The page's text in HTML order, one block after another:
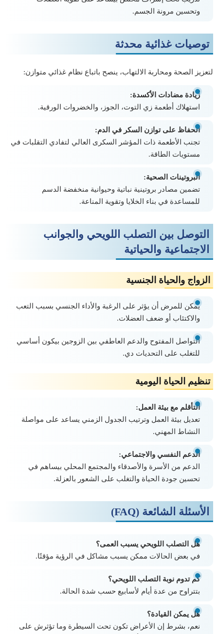
وتحسين مرونة الجسم.
توصيات غذائية محدثة
لتعزيز الصحة ومحاربة الالتهاب، ينصح باتباع نظام غذائي متوازن:
زيادة مضادات الأكسدة:
استهلاك أطعمة زي التوت، الجوز، والخضروات الورقية.
الحفاظ على توازن السكر في الدم:
تجنب الأطعمة ذات المؤشر السكرى العالي لتفادي التقلبات في
مستويات الطاقة.
البروتينات الصحية:
تضمين مصادر بروتينية نباتية وحيوانية منخفضة الدسم
للمساعدة في بناء الخلايا وتقوية المناعة.
التوصل بين التصلب اللويحي والجوانب
الاجتماعية والحياتية
الزواج والحياة الجنسية
يمكن للمرض أن يؤثر على الرغبة والأداء الجنسي بسبب التعب
والاكتئاب أو ضعف العضلات.
التواصل المفتوح والدعم العاطفي بين الزوجين بيكون أساسي
للتغلب على التحديات دي.
تنظيم الحياة اليومية
التأقلم مع بيئة العمل:
تعديل بيئة العمل وترتيب الجدول الزمني يساعد على مواصلة
النشاط المهني.
الدعم النفسي والاجتماعي:
الدعم من الأسرة والأصدقاء والمجتمع المحلي بيساهم في
تحسين جودة الحياة والتغلب على الشعور بالعزلة.
الأسئلة الشائعة (FAQ)
هل التصلب اللويحي يسبب العمى؟
في بعض الحالات ممكن يسبب مشاكل في الرؤية مؤقتًا.
كم تدوم نوبة التصلب اللويحي؟
بتتراوح من عدة أيام لأسابيع حسب شدة الحالة.
هل يمكن القيادة؟
نعم، بشرط إن الأعراض تكون تحت السيطرة وما تؤثرش على